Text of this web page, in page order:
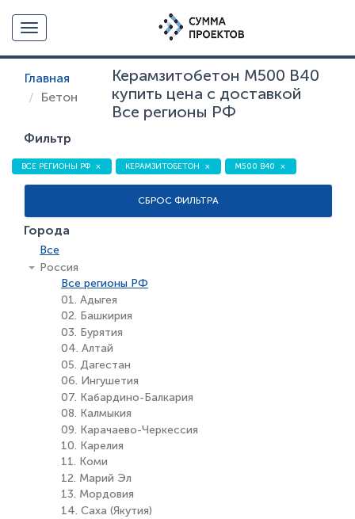
Toggle navigation
Главная
Бетон
Керамзитобетон М500 В40
купить цена с доставкой
Все регионы РФ
Фильтр
ВСЕ РЕГИОНЫ РФ КЕРАМЗИТОБЕТОН М500 В40
СБРОС ФИЛЬТРА
Города
Все
Россия
Все регионы РФ
01. Адыгея
02. Башкирия
03. Бурятия
04. Алтай
05. Дагестан
06. Ингушетия
07. Кабардино-Балкария
08. Калмыкия
09. Карачаево-Черкессия
10. Карелия
11. Коми
12. Марий Эл
13. Мордовия
14. Саха (Якутия)